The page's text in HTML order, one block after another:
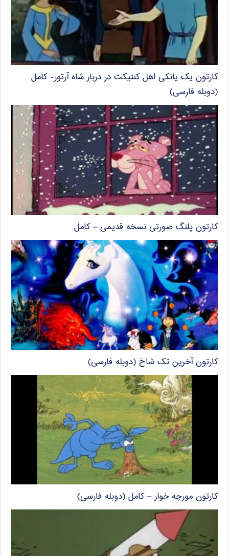
کارتون یک یانکی اهل کنتیکت در دربار شاه آرتور- کامل
(دوبله فارسی)
کارتون پلنگ صورتی نسخه قدیمی – کامل
کارتون آخرین تک شاخ (دوبله فارسی)
کارتون مورچه خوار – کامل (دوبله فارسی)